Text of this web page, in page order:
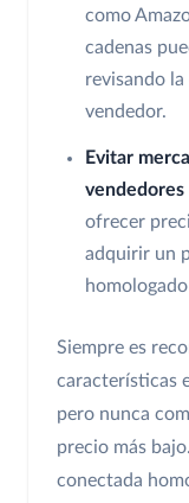
como
cadenas
revisando
vendedor.
Evitar
ofrecer
adquirir un
Siempre es
características
pero nunca
precio más
conectada